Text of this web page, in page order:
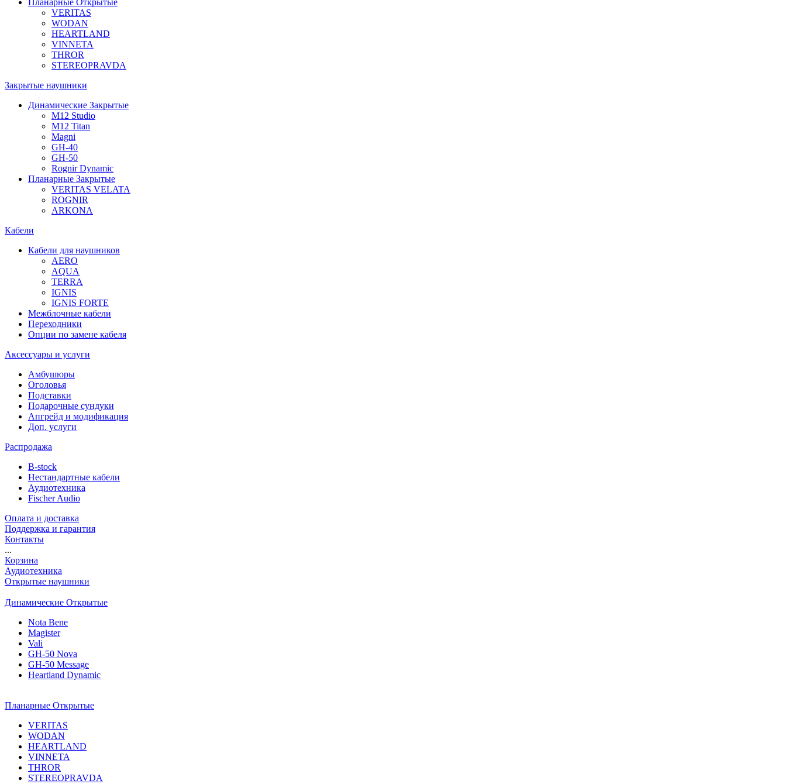
Планарные Открытые
VERITAS
WODAN
HEARTLAND
VINNETA
THROR
STEREOPRAVDA
Закрытые наушники
Динамические Закрытые
M12 Studio
M12 Titan
Magni
GH-40
GH-50
Rognir Dynamic
Планарные Закрытые
VERITAS VELATA
ROGNIR
ARKONA
Кабели
Кабели для наушников
AERO
AQUA
TERRA
IGNIS
IGNIS FORTE
Межблочные кабели
Переходники
Опции по замене кабеля
Аксессуары и услуги
Амбушюры
Оголовья
Подставки
Подарочные сундуки
Апгрейд и модификация
Доп. услуги
Распродажа
B-stock
Нестандартные кабели
Аудиотехника
Fischer Audio
Оплата и доставка
Поддержка и гарантия
Контакты
...
Корзина
Аудиотехника
Открытые наушники
Динамические Открытые
Nota Bene
Magister
Vali
GH-50 Nova
GH-50 Message
Heartland Dynamic
Планарные Открытые
VERITAS
WODAN
HEARTLAND
VINNETA
THROR
STEREOPRAVDA